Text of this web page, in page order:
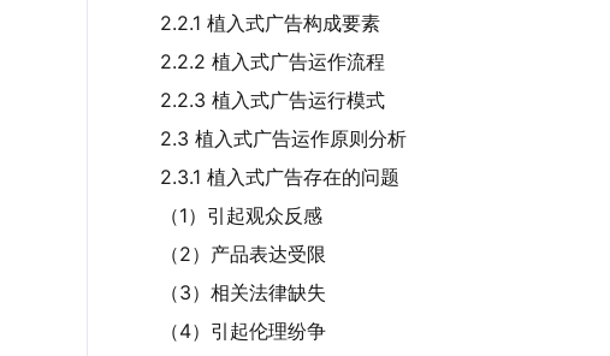
2.2.1 植入式广告构成要素
2.2.2 植入式广告运作流程
2.2.3 植入式广告运行模式
2.3 植入式广告运作原则分析
2.3.1 植入式广告存在的问题
（1）引起观众反感
（2）产品表达受限
（3）相关法律缺失
（4）引起伦理纷争